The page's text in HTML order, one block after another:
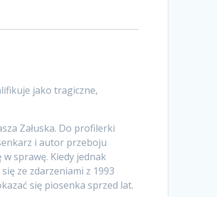
jako tragiczne,
Załuska. Do profilerki
i autor przeboju
sprawę. Kiedy jednak
ze zdarzeniami z 1993
się piosenka sprzed lat.